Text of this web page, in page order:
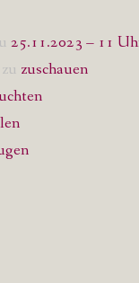
25.11.2023 – 11
zu zuschauen